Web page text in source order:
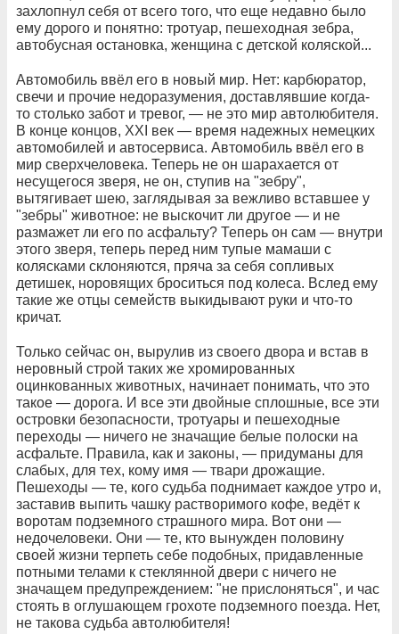
захлопнул себя от всего того, что еще недавно было
ему дорого и понятно: тротуар, пешеходная зебра,
автобусная остановка, женщина с детской коляской...
Автомобиль ввёл его в новый мир. Нет: карбюратор,
свечи и прочие недоразумения, доставлявшие когда-
то столько забот и тревог, — не это мир автолюбителя.
В конце концов, ХХI век — время надежных немецких
автомобилей и автосервиса. Автомобиль ввёл его в
мир сверхчеловека. Теперь не он шарахается от
несущегося зверя, не он, ступив на "зебру",
вытягивает шею, заглядывая за вежливо вставшее у
"зебры" животное: не выскочит ли другое — и не
размажет ли его по асфальту? Теперь он сам — внутри
этого зверя, теперь перед ним тупые мамаши с
колясками склоняются, пряча за себя сопливых
детишек, норовящих броситься под колеса. Вслед ему
такие же отцы семейств выкидывают руки и что-то
кричат.
Только сейчас он, вырулив из своего двора и встав в
неровный строй таких же хромированных
оцинкованных животных, начинает понимать, что это
такое — дорога. И все эти двойные сплошные, все эти
островки безопасности, тротуары и пешеходные
переходы — ничего не значащие белые полоски на
асфальте. Правила, как и законы, — придуманы для
слабых, для тех, кому имя — твари дрожащие.
Пешеходы — те, кого судьба поднимает каждое утро и,
заставив выпить чашку растворимого кофе, ведёт к
воротам подземного страшного мира. Вот они —
недочеловеки. Они — те, кто вынужден половину
своей жизни терпеть себе подобных, придавленные
потными телами к стеклянной двери с ничего не
значащем предупреждением: "не прислоняться", и час
стоять в оглушающем грохоте подземного поезда. Нет,
не такова судьба автолюбителя!